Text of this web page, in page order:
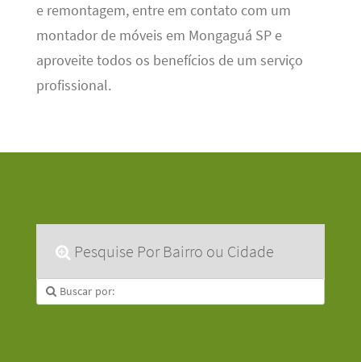
e remontagem, entre em contato com um
montador de móveis em Mongaguá SP e
aproveite todos os benefícios de um serviço
profissional.
Pesquise Por Bairro ou Cidade